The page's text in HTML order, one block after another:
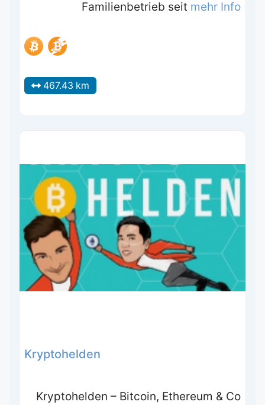
Familienbetrieb seit mehr Info
467.43 km
Kryptohelden
Kryptohelden – Bitcoin, Ethereum & Co